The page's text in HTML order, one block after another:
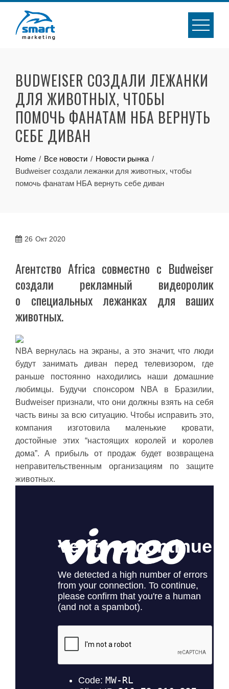
content
BUDWEISER СОЗДАЛИ ЛЕЖАНКИ
ДЛЯ ЖИВОТНЫХ, ЧТОБЫ
ПОМОЧЬ ФАНАТАМ НБА ВЕРНУТЬ
СЕБЕ ДИВАН
Home Все новости
Новости рынка
Budweiser создали лежанки для животных, чтобы
помочь фанатам НБА вернуть себе диван
26 Окт 2020
Агентство Africa совместно с Budweiser
создали рекламный видеоролик
о специальных лежанках для ваших
животных.
NBA вернулась на экраны, а это значит, что люди
будут занимать диван перед телевизором, где
раньше постоянно находились наши домашние
любимцы. Будучи спонсором NBA в Бразилии,
Budweiser признали, что они должны взять на себя
часть вины за всю ситуацию. Чтобы исправить это,
компания изготовила маленькие кровати,
достойные этих “настоящих королей и королев
дома”. А прибыль от продаж будет возвращена
неправительственным организациям по защите
животных.